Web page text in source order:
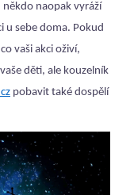
naopak vyráží
u sebe doma. Pokud
vaši akci oživí,
děti, ale kouzelník
pobavit také dospělí